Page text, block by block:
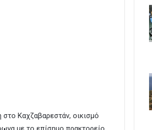
στο Καχζαβαρεστάν, οικισμό